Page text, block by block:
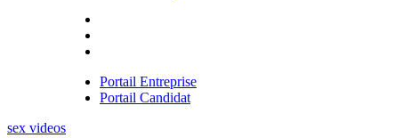
Portail Entreprise
Portail Candidat
sex videos